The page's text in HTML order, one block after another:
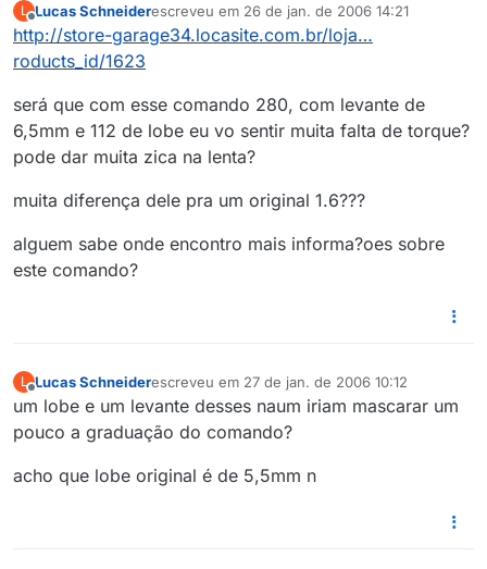
L
Offline
Lucas Schneiderescreveu em 26 de jan. de 2006 14:21
última edição por
http://store-garage34.locasite.com.br/loja…
roducts_id/1623
será que com esse comando 280, com levante de
6,5mm e 112 de lobe eu vo sentir muita falta de torque?
pode dar muita zica na lenta?
muita diferença dele pra um original 1.6???
alguem sabe onde encontro mais informa?oes sobre
este comando?
L
Offline
Lucas Schneiderescreveu em 27 de jan. de 2006 10:12
última edição por
um lobe e um levante desses naum iriam mascarar um
pouco a graduação do comando?
acho que lobe original é de 5,5mm n